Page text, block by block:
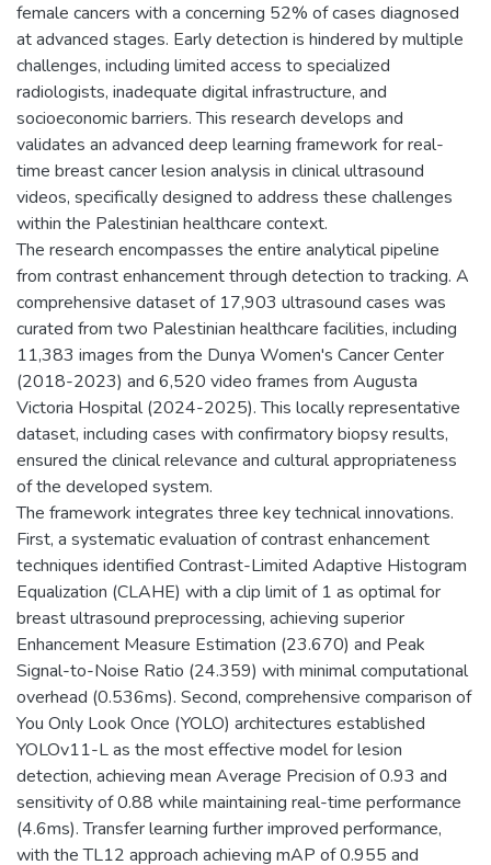
female cancers with a concerning 52% of cases diagnosed
at advanced stages. Early detection is hindered by multiple
challenges, including limited access to specialized
radiologists, inadequate digital infrastructure, and
socioeconomic barriers. This research develops and
validates an advanced deep learning framework for real-
time breast cancer lesion analysis in clinical ultrasound
videos, specifically designed to address these challenges
within the Palestinian healthcare context.
The research encompasses the entire analytical pipeline
from contrast enhancement through detection to tracking. A
comprehensive dataset of 17,903 ultrasound cases was
curated from two Palestinian healthcare facilities, including
11,383 images from the Dunya Women's Cancer Center
(2018-2023) and 6,520 video frames from Augusta
Victoria Hospital (2024-2025). This locally representative
dataset, including cases with confirmatory biopsy results,
ensured the clinical relevance and cultural appropriateness
of the developed system.
The framework integrates three key technical innovations.
First, a systematic evaluation of contrast enhancement
techniques identified Contrast-Limited Adaptive Histogram
Equalization (CLAHE) with a clip limit of 1 as optimal for
breast ultrasound preprocessing, achieving superior
Enhancement Measure Estimation (23.670) and Peak
Signal-to-Noise Ratio (24.359) with minimal computational
overhead (0.536ms). Second, comprehensive comparison of
You Only Look Once (YOLO) architectures established
YOLOv11-L as the most effective model for lesion
detection, achieving mean Average Precision of 0.93 and
sensitivity of 0.88 while maintaining real-time performance
(4.6ms). Transfer learning further improved performance,
with the TL12 approach achieving mAP of 0.955 and